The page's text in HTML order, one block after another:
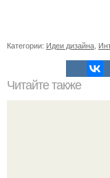
Категории: Идеи дизайна
Читайте также